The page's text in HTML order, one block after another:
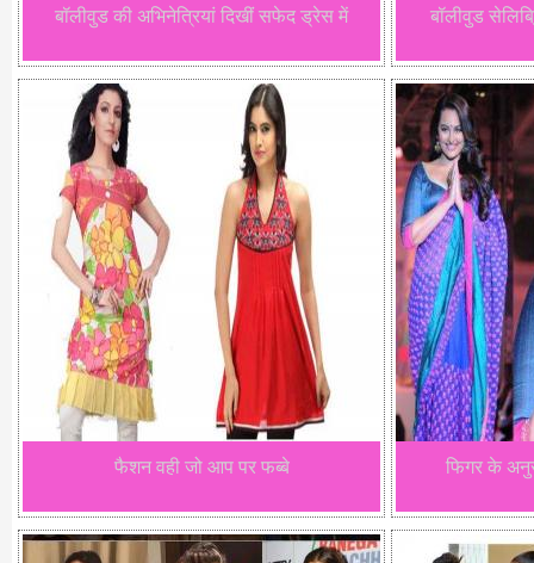
बॉलीवुड की अभिनेत्रियां दिखीं सफेद ड्रेस में बॉलीवुड
फैशन वही जो आप पर फब्बे फिगर के